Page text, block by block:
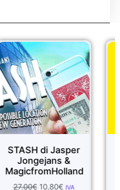
Jasper
&
10.80€ IVA
Vinny